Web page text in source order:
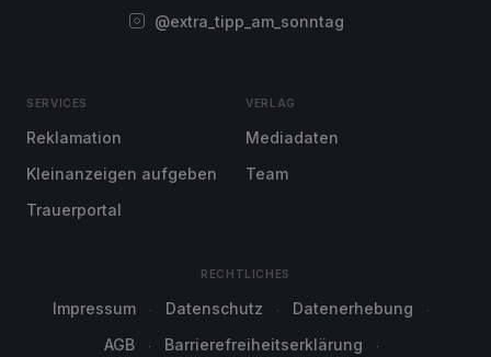
@extra_tipp_am_sonntag
SERVICES
Reklamation
Kleinanzeigen aufgeben
Trauerportal
VERLAG
Mediadaten
Team
RECHTLICHES
Impressum Datenschutz
Datenerhebung
AGB
Barrierefreiheitserklärung